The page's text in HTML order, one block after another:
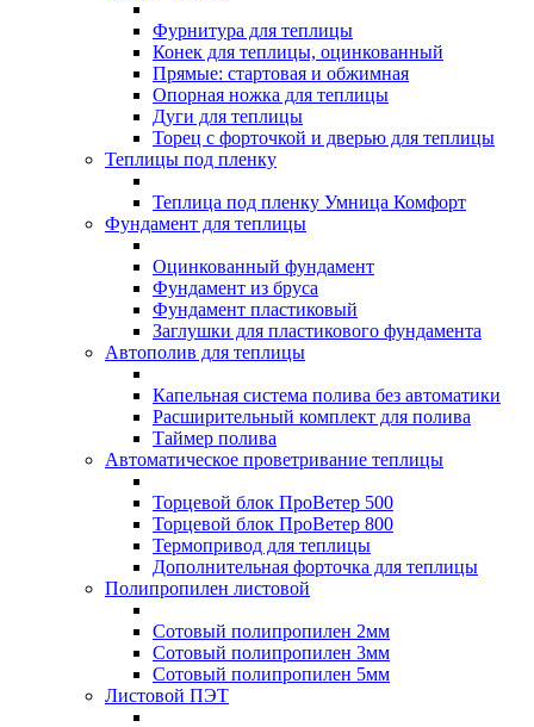
Фурнитура для теплицы
Конек для теплицы, оцинкованный
Прямые: стартовая и обжимная
Опорная ножка для теплицы
Дуги для теплицы
Торец с форточкой и дверью для теплицы
Теплицы под пленку
Теплица под пленку Умница Комфорт
Фундамент для теплицы
Оцинкованный фундамент
Фундамент из бруса
Фундамент пластиковый
Заглушки для пластикового фундамента
Автополив для теплицы
Капельная система полива без автоматики
Расширительный комплект для полива
Таймер полива
Автоматическое проветривание теплицы
Торцевой блок ПроВетер 500
Торцевой блок ПроВетер 800
Термопривод для теплицы
Дополнительная форточка для теплицы
Полипропилен листовой
Сотовый полипропилен 2мм
Сотовый полипропилен 3мм
Сотовый полипропилен 5мм
Листовой ПЭТ